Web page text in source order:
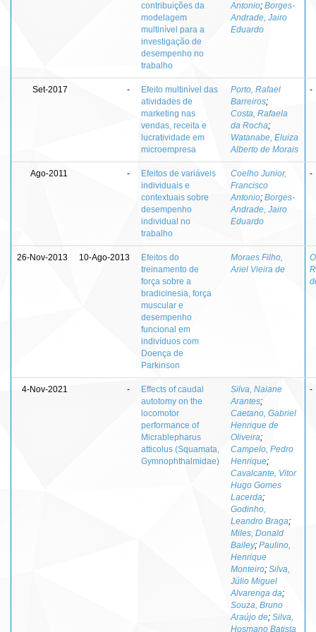
contribuições da
modelagem
multinível para a
investigação de
desempenho no
trabalho
Antonio; Borges-
Andrade, Jairo
Eduardo
Set-2017 -
Efeito multinível das
atividades de
marketing nas
vendas, receita e
lucratividade em
microempresa
Porto, Rafael
Barreiros;
Costa, Rafaela
da Rocha;
Watanabe, Eluiza
Alberto de Morais
-
Ago-2011 -
Efeitos de variáveis
individuais e
contextuais sobre
desempenho
individual no
trabalho
Coelho Junior,
Francisco
Antonio; Borges-
Andrade, Jairo
Eduardo
-
26-Nov-2013 10-Ago-2013
Efeitos do
treinamento de
força sobre a
bradicinesia, força
muscular e
desempenho
funcional em
indivíduos com
Doença de
Parkinson
Moraes Filho,
Ariel Vieira de
4-Nov-2021 -
Effects of caudal
autotomy on the
locomotor
performance of
Micrablepharus
atticolus (Squamata,
Gymnophthalmidae)
Silva, Naiane
Arantes;
Caetano, Gabriel
Henrique de
Oliveira;
Campelo, Pedro
Henrique;
Cavalcante, Vitor
Hugo Gomes
Lacerda;
Godinho,
Leandro Braga;
Miles, Donald
Bailey; Paulino,
Henrique
Monteiro; Silva,
Júlio Miguel
Alvarenga da;
Souza, Bruno
Araújo de; Silva,
Hosmano Batista
-